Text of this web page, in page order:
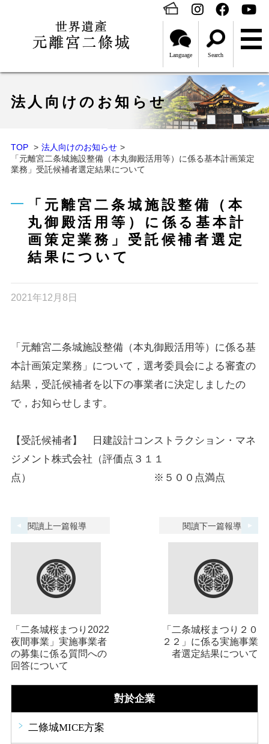
Language Search
法人向けのお知らせ
TOP
法人向けのお知らせ
「元離宮二条城施設整備（本丸御殿活用等）に係る基本計画策定
業務」受託候補者選定結果について
「元離宮二条城施設整備（本
丸御殿活用等）に係る基本計
画策定業務」受託候補者選定
結果について
2021年12月8日
「元離宮二条城施設整備（本丸御殿活用等）に係る基
本計画策定業務」について，選考委員会による審査の
結果，受託候補者を以下の事業者に決定しましたの
で，お知らせします。
【受託候補者】 日建設計コンストラクション・マネ
ジメント株式会社（評価点３１１
点） ※５００点満点
閱讀上一篇報導
「二条城桜まつり2022
夜間事業」実施事業者
の募集に係る質問への
回答について
閱讀下一篇報導
「二条城桜まつり２０
２２」に係る実施事業
者選定結果について
對於企業
二條城MICE方案